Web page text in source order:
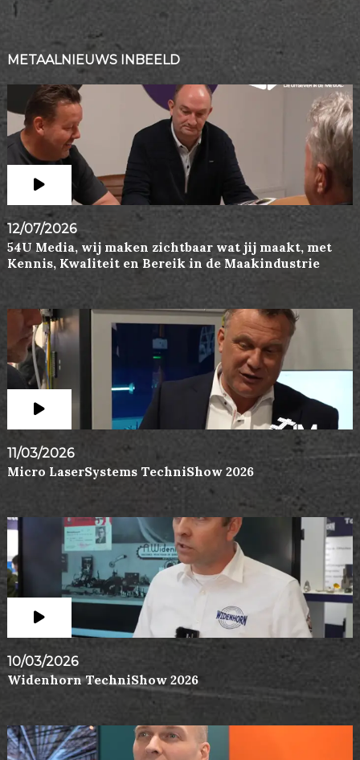
METAALNIEUWS INBEELD
12/07/2026
54U Media, wij maken zichtbaar wat jij maakt, met
Kennis, Kwaliteit en Bereik in de Maakindustrie
11/03/2026
Micro LaserSystems TechniShow 2026
10/03/2026
Widenhorn TechniShow 2026